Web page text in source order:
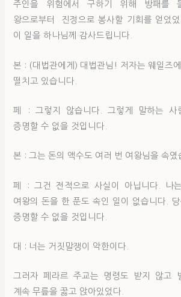
주인을 위험에서 구하기 위해 방패를
왕으로부터 진정으로 봉사할 기회를 얻었
이 일을 하나님께 감사드립니다.
본 : (대법관에게) 대법관님! 저자는 웨일즈
떨치고 있습니다.
페 : 그렇지 않습니다. 그렇게 말하는 사
증명할 수 없을 것입니다.
본 : 그는 돈의 액수도 여러 번 여왕님을 속였
페 : 그건 전적으로 사실이 아닙니다. 나
여왕의 돈을 한 푼도 속인 일이 없습니다.
증명할 수 없을 것입니다.
대 : 너는 거짓말쟁이 악한이다.
그러자 페라르 주교는 명령도 받지 않고
계속 무릎을 꿇고 앉아있었다.